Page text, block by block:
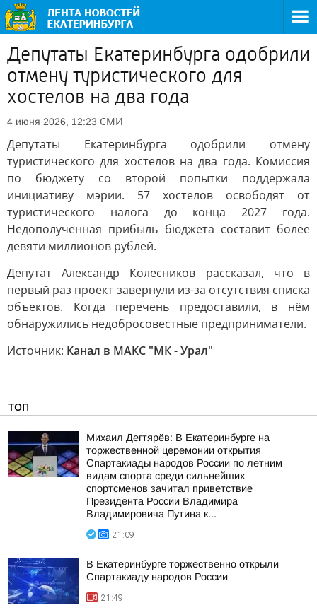
Депутаты Екатеринбурга одобрили
отмену туристического для
хостелов на два года
4 июня 2026, 12:23 СМИ
Депутаты Екатеринбурга одобрили отмену
туристического для хостелов на два года. Комиссия
по бюджету со второй попытки поддержала
инициативу мэрии. 57 хостелов освободят от
туристического налога до конца 2027 года.
Недополученная прибыль бюджета составит более
девяти миллионов рублей.
Депутат Александр Колесников рассказал, что в
первый раз проект завернули из-за отсутствия списка
объектов. Когда перечень предоставили, в нём
обнаружились недобросовестные предприниматели.
Источник: Канал в МАКС "МК - Урал"
ТОП
Михаил Дегтярёв: В Екатеринбурге на
торжественной церемонии открытия
Спартакиады народов России по летним
видам спорта среди сильнейших
спортсменов зачитал приветствие
Президента России Владимира
Владимировича Путина к...
21:09
В Екатеринбурге торжественно открыли
Спартакиаду народов России
21:49